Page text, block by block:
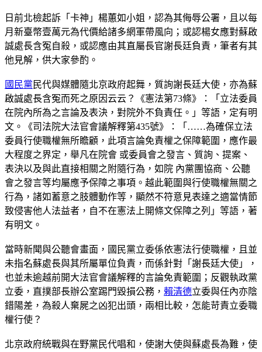
日前北檢起訴「卡神」楊蕙如小姐，認為其侮辱公署，且以每
月新臺幣壹萬元為代價給諸多網軍帶風向；或認楊女應對蘇啟
誠處長含冤自殺，或認應由其直屬長官謝長廷負責，筆者有其
他見解，供大家參酌。
國民黨 民代與媒體隨北京政府起舞，質詢謝長廷大使，亦為蘇
啟誠處長含冤而死之原因云云？《憲法第73條》：「立法委員
在院內所為之言論及表決，對院外不負責任。」等語，定有明
文。《司法院大法官會議解釋第435號》：「……為確保立法
委員行使職權無所瞻顧，此項言論免責權之保障範圍，應作最
大程度之界定，舉凡在院會 或委員會之發言、質詢、提案、
表決以及與此直接相關之附隨行為，如院 內黨團協商、公聽
會之發言等均屬應予保障之事項。越此範圍與行使職權無關之
行為，諸如蓄意之肢體動作等，顯然不符意見表達之適當情節
致侵害他人法益者，自不在憲法上開條文保障之列」等語，著
有明文。
當時新聞與公聽會畫面，國民黨立委係依憲法行使職權，且並
未指名蘇處長與其所屬單位負責，而係針對「謝長廷大使」，
也並未逾越前開大法官會議解釋的言論免責範圍；反觀執政黨
立委，直撲部長辦公室踢門毀損公務， 賴清德立委與任內亦陰
錯陽差，為殺人棄屍之凶犯出頭，兩相比較，怎能苛責立委職
權行使？
北京政府統戰與在野黨民代唱和，使謝大使與蘇處長為難，使